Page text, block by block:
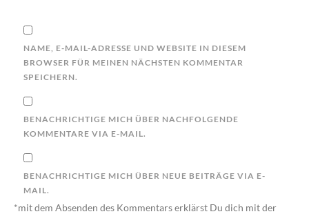
NAME, E-MAIL-ADRESSE UND WEBSITE IN DIESEM
BROWSER FÜR MEINEN NÄCHSTEN KOMMENTAR
SPEICHERN.
BENACHRICHTIGE MICH ÜBER NACHFOLGENDE
KOMMENTARE VIA E-MAIL.
BENACHRICHTIGE MICH ÜBER NEUE BEITRÄGE VIA E-
MAIL.
*mit dem Absenden des Kommentars erklärst Du dich mit der